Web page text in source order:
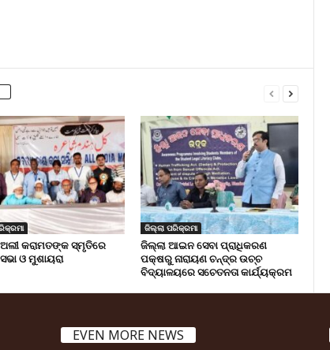
କରାମତଙ୍କ ସ୍ମୃତିରେ
ଓ ମୁଶାୟରା
ଜିଲ୍ଲା ପରିକ୍ରମା
ଜିଲ୍ଲା ଆଇନ ସେବା ପ୍ରାଧିକରଣ
ପକ୍ଷରୁ ନାରାୟଣ ଚନ୍ଦ୍ର ଉଚ୍ଚ
ବିଦ୍ୟାଳୟରେ ସଚେତନତା କାର୍ଯ୍ୟକ୍ରମ
EVEN MORE NEWS